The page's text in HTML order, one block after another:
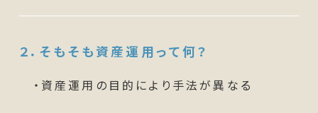
２．そもそも資産運用って何？
・資産運用の目的により手法が異なる